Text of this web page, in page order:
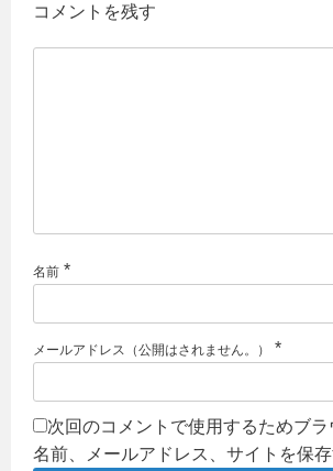
コメントを残す
名前 *
メールアドレス（公開はされません。） *
次回のコメントで使用するためブ
名前、メールアドレス、サイトを保存